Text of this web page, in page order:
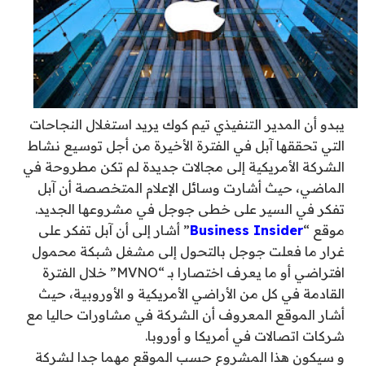
يبدو أن المدير التنفيذي تيم كوك يريد استغلال النجاحات
التي تحققها آبل في الفترة الأخيرة من أجل توسيع نشاط
الشركة الأمريكية إلى مجالات جديدة لم تكن مطروحة في
الماضي، حيث أشارت وسائل الإعلام المتخصصة أن آبل
تفكر في السير على خطى جوجل في مشروعها الجديد.
موقع “Business Insider” أشار إلى أن آبل تفكر على
غرار ما فعلت جوجل بالتحول إلى مشغل شبكة محمول
افتراضي أو ما يعرف اختصارا بـ “MVNO” خلال الفترة
القادمة في كل من الأراضي الأمريكية و الأوروبية، حيث
أشار الموقع المعروف أن الشركة في مشاورات حاليا مع
شركات اتصالات في أمريكا و أوروبا.
و سيكون هذا المشروع حسب الموقع مهما جدا لشركة